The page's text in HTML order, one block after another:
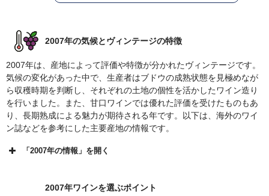
2007年の気候とヴィンテージの特徴
2007年は、産地によって評価や特徴が分かれたヴィンテージです。
気候の変化があった中で、生産者はブドウの成熟状態を見極めなが
ら収穫時期を判断し、それぞれの土地の個性を活かしたワイン造り
を行いました。また、甘口ワインでは優れた評価を受けたものもあ
り、長期熟成による魅力が期待される年です。以下は、海外のワイ
ン誌などを参考にした主要産地の情報です。
「2007年の情報」を開く
2007年ワインを選ぶポイント